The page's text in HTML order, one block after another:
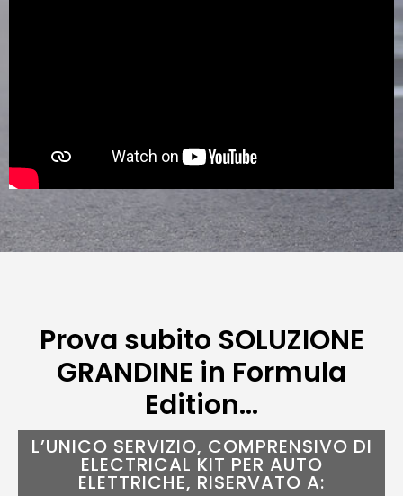
Prova subito SOLUZIONE
GRANDINE in Formula
Edition…
L’UNICO SERVIZIO, COMPRENSIVO DI
ELECTRICAL KIT PER AUTO
ELETTRICHE, RISERVATO A: